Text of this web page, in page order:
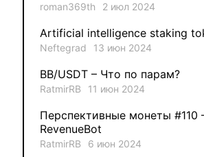
MysticalEnergyNFT 1
DecimalChain 1
Ksenia 1
roman369th 2 июл 2024
Artificial intelligence staking
Neftegrad 13 июн 2024
BB/USDT – Что по парам?
RatmirRB 11 июн 2024
Перспективные монеты #110
RevenueBot
RatmirRB 6 июн 2024